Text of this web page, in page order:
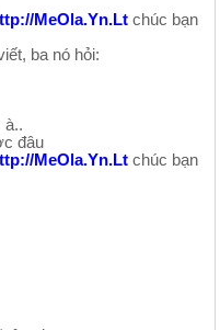
MeOla.Yn.Lt chúc bạn
ba nó hỏi:
à..
đâu
MeOla.Yn.Lt chúc bạn